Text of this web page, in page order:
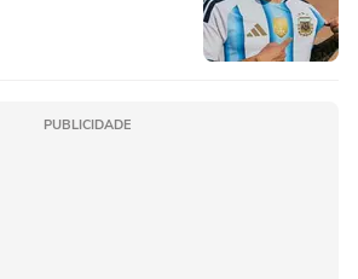
PUBLICIDADE